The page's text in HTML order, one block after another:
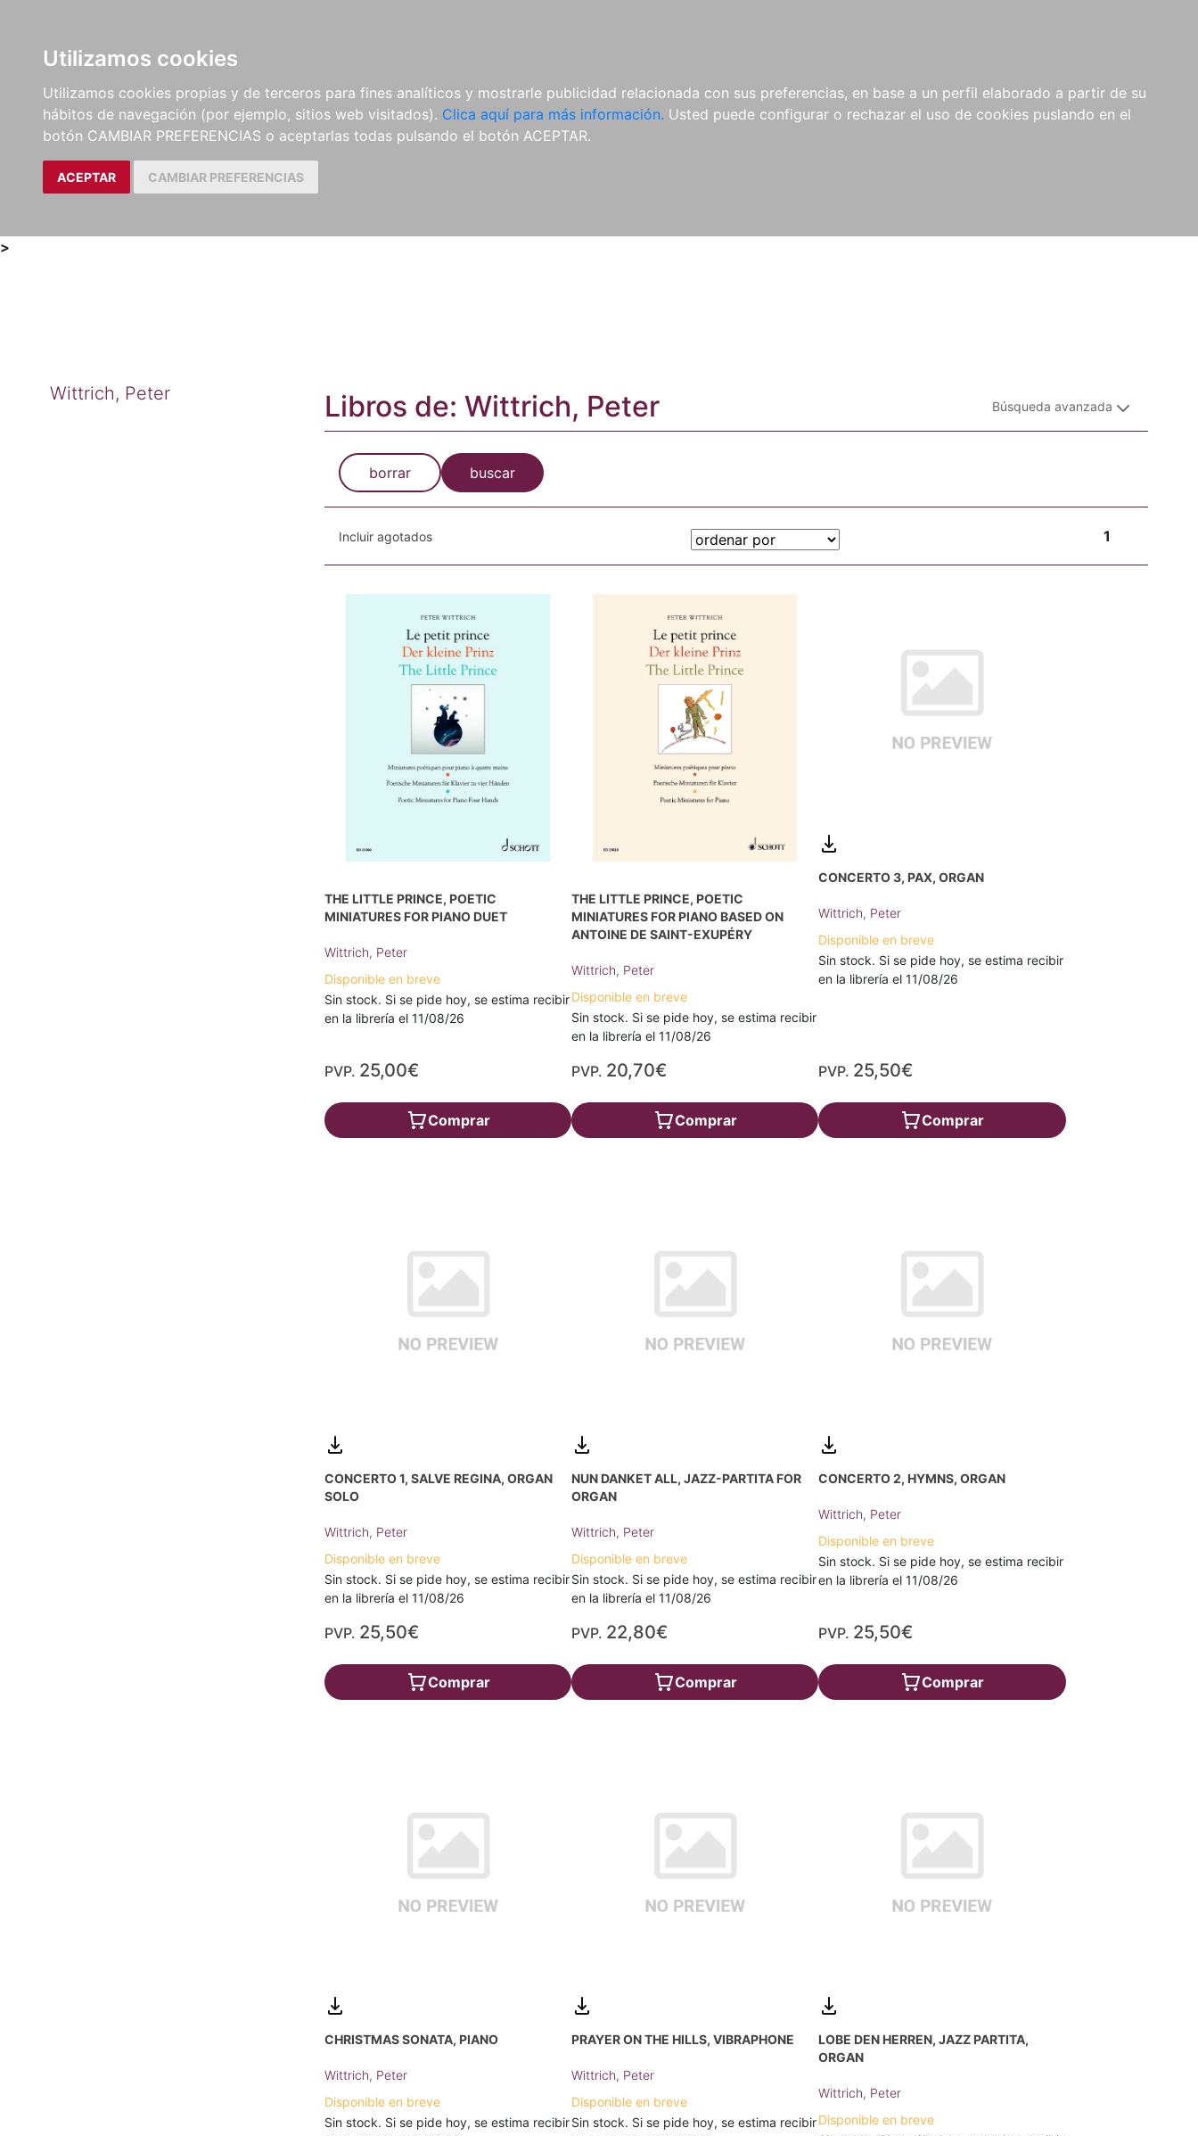
Utilizamos cookies
Utilizamos cookies propias y de terceros para fines analíticos y mostrarle publicidad relacionada con sus preferencias, en base a un perfil elaborado a partir de su
hábitos de navegación (por ejemplo, sitios web visitados). Clica aquí para más información. Usted puede configurar o rechazar el uso de cookies puslando en el
botón CAMBIAR PREFERENCIAS o aceptarlas todas pulsando el botón ACEPTAR.
ACEPTAR CAMBIAR PREFERENCIAS
LIBROS
MÉTODOS Y
EJERCICIOS
PARTITURAS Y EDICIONES
CRÍTICAS
REVISTAS
CDS Y
DVDS
MATERIAL
COMPLEMENTARIO
NOVEDADES NOTICIAS
COMPRAS
INSTITUCIONALES
>
Wittrich, Peter Libros de: Wittrich, Peter Búsqueda avanzada
borrar buscar
Incluir agotados 1
THE LITTLE PRINCE, POETIC
MINIATURES FOR PIANO DUET
Wittrich, Peter
Disponible en breve
Sin stock. Si se pide hoy, se estima recibir
en la librería el 11/08/26
PVP. 25,00€
Comprar
THE LITTLE PRINCE, POETIC
MINIATURES FOR PIANO BASED ON
ANTOINE DE SAINT-EXUPÉRY
Wittrich, Peter
Disponible en breve
Sin stock. Si se pide hoy, se estima recibir
en la librería el 11/08/26
PVP. 20,70€
Comprar
CONCERTO 3, PAX, ORGAN
Wittrich, Peter
Disponible en breve
Sin stock. Si se pide hoy, se estima recibir
en la librería el 11/08/26
PVP. 25,50€
Comprar
CONCERTO 1, SALVE REGINA, ORGAN
SOLO
Wittrich, Peter
Disponible en breve
Sin stock. Si se pide hoy, se estima recibir
en la librería el 11/08/26
PVP. 25,50€
Comprar
NUN DANKET ALL, JAZZ-PARTITA FOR
ORGAN
Wittrich, Peter
Disponible en breve
Sin stock. Si se pide hoy, se estima recibir
en la librería el 11/08/26
PVP. 22,80€
Comprar
CONCERTO 2, HYMNS, ORGAN
Wittrich, Peter
Disponible en breve
Sin stock. Si se pide hoy, se estima recibir
en la librería el 11/08/26
PVP. 25,50€
Comprar
CHRISTMAS SONATA, PIANO
Wittrich, Peter
Disponible en breve
Sin stock. Si se pide hoy, se estima recibir
PRAYER ON THE HILLS, VIBRAPHONE
Wittrich, Peter
Disponible en breve
Sin stock. Si se pide hoy, se estima recibir
LOBE DEN HERREN, JAZZ PARTITA,
ORGAN
Wittrich, Peter
Disponible en breve